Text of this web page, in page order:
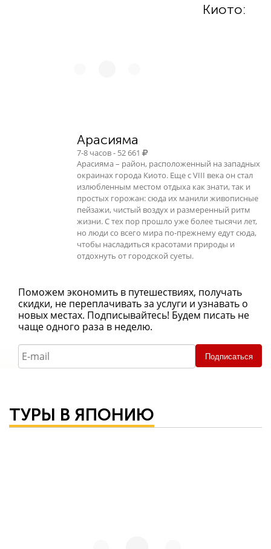
Киото:
Арасияма
7-8 часов - 52 661
Арасияма – район, расположенный на западных
окраинах города Киото. Еще с VIII века он стал
излюбленным местом отдыха как знати, так и
простых горожан: сюда их манили живописные
пейзажи, чистый воздух и размеренный ритм
жизни. С тех пор прошло уже более тысячи лет,
но люди со всего мира по-прежнему едут сюда,
чтобы насладиться красотами природы и
отдохнуть от городской суеты.
Поможем экономить в путешествиях, получать
скидки, не переплачивать за услуги и узнавать о
новых местах. Подписывайтесь! Будем писать не
чаще одного раза в неделю.
Подписаться
ТУРЫ В ЯПОНИЮ